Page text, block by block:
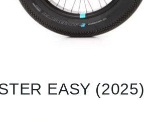
EASY (2025)